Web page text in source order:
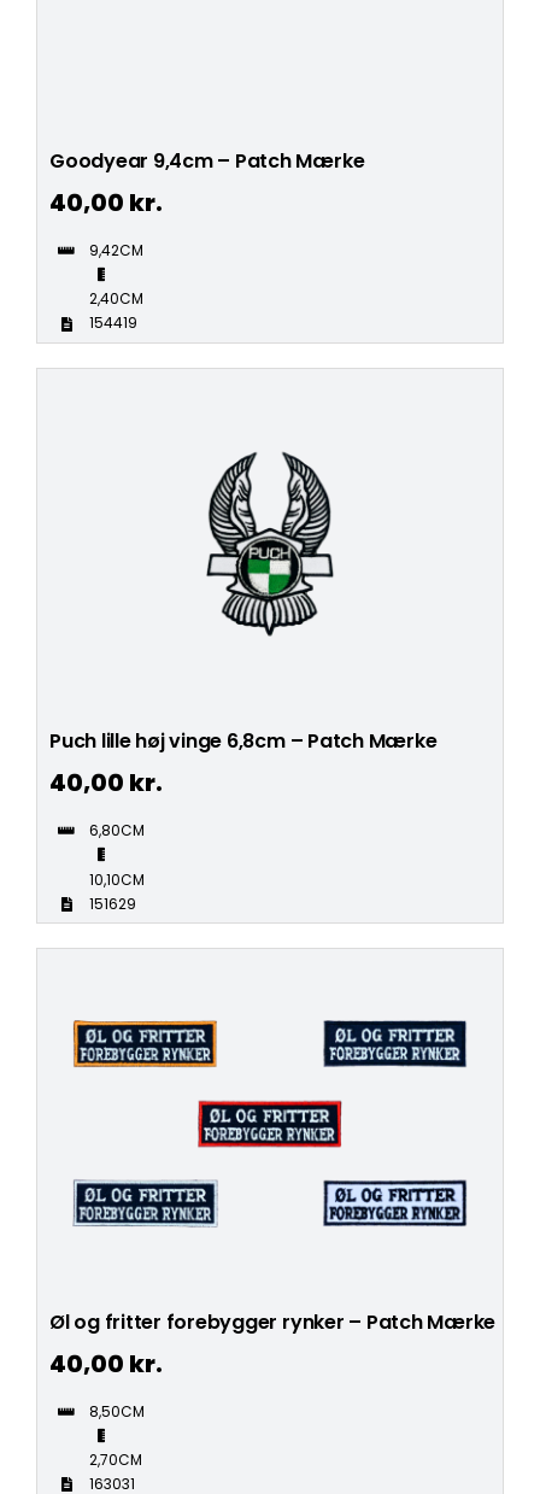
Goodyear 9,4cm – Patch Mærke
40,00 kr.
9,42CM
2,40CM
154419
Puch lille høj vinge 6,8cm – Patch Mærke
40,00 kr.
6,80CM
10,10CM
151629
Øl og fritter forebygger rynker – Patch Mærke
40,00 kr.
8,50CM
2,70CM
163031